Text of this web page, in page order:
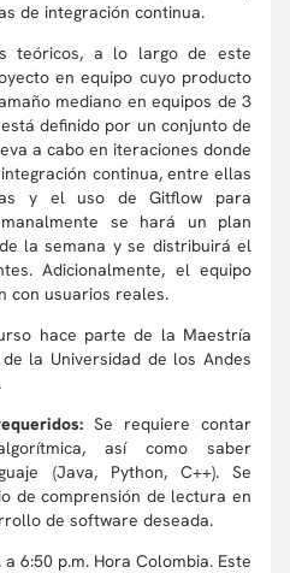
de integración continua.
teóricos, a lo largo de este
en equipo cuyo producto
mediano en equipos de 3
definido por un conjunto de
a cabo en iteraciones donde
continua, entre ellas
y el uso de Gitflow para
se hará un plan
la semana y se distribuirá el
Adicionalmente, el equipo
con usuarios reales.
hace parte de la Maestría
la Universidad de los Andes
Se requiere contar
así como saber
(Java, Python, C++). Se
de comprensión de lectura en
de software deseada.
a 6:50 p.m. Hora Colombia. Este